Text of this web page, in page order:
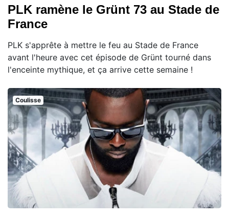
PLK ramène le Grünt 73 au Stade de
France
PLK s'apprête à mettre le feu au Stade de France
avant l'heure avec cet épisode de Grünt tourné dans
l'enceinte mythique, et ça arrive cette semaine !
Coulisse